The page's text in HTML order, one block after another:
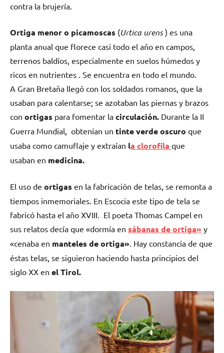
contra la brujería.
Ortiga menor o picamoscas (Urtica urens) es una
planta anual que florece casi todo el año en campos,
terrenos baldíos, especialmente en suelos húmedos y
ricos en nutrientes . Se encuentra en todo el mundo.
A Gran Bretaña llegó con los soldados romanos, que la
usaban para calentarse; se azotaban las piernas y brazos
con ortigas para fomentar la circulación. Durante la II
Guerra Mundial, obtenían un tinte verde oscuro que
usaba como camuflaje y extraían la clorofila que
usaban en medicina.
El uso de ortigas en la fabricación de telas, se remonta a
tiempos inmemoriales. En Escocia este tipo de tela se
fabricó hasta el año XVIII. El poeta Thomas Campel en
sus relatos decía que «dormía en sábanas de ortiga» y
«cenaba en manteles de ortiga» . Hay constancia de que
éstas telas, se siguieron haciendo hasta principios del
siglo XX en el Tirol.